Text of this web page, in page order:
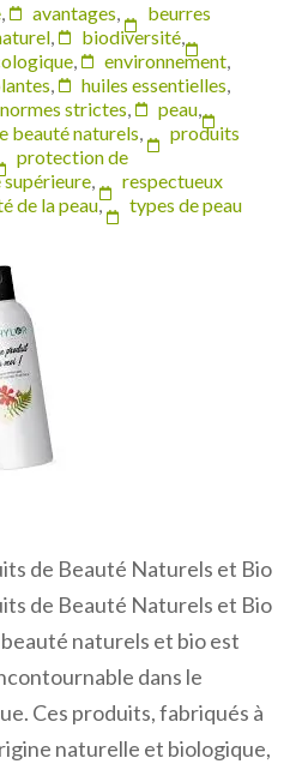
, avantages,
beurres
, biodiversité,
, environnement,
, huiles essentielles,
normes strictes, peau,
beauté naturels,
produits
protection de
,
respectueux
de la peau,
types de peau
de Beauté Naturels et Bio
de Beauté Naturels et Bio
naturels et bio est
dans le
Ces produits, fabriqués à
naturelle et biologique,